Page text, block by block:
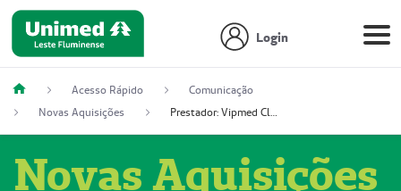
Login
Acesso Rápido
Comunicação
Novas Aquisições
Prestador: Vipmed Clínica Geral Ltda, 51004349-0 (Nome Fantasia: Policlínica Master)
Novas Aquisições